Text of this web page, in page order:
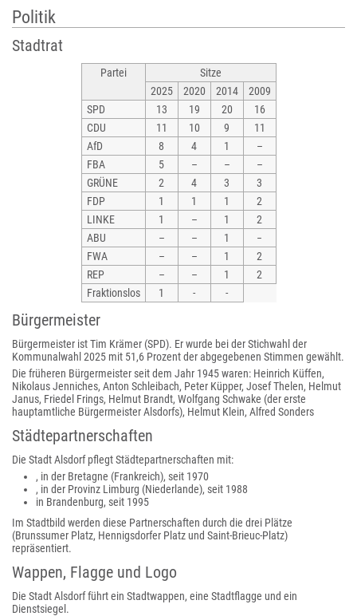
Politik
Stadtrat
Partei
Sitze
2025
2020 2014
2009
SPD
13 19 20
16
CDU
11 10 9
11
AfD
8 4 1
–
FBA
5 – –
–
GRÜNE
2 4 3
3
FDP
1 1 1
2
LINKE
1 – 1
2
ABU
– – 1
−
FWA
– – 1
2
REP
– – 1
2
Fraktionslos
1 - -
Bürgermeister
Bürgermeister ist Tim Krämer (SPD). Er wurde bei der Stichwahl der
Kommunalwahl 2025 mit 51,6 Prozent der abgegebenen Stimmen gewählt.
Die früheren Bürgermeister seit dem Jahr 1945 waren: Heinrich Küffen,
Nikolaus Jenniches, Anton Schleibach, Peter Küpper, Josef Thelen, Helmut
Janus, Friedel Frings, Helmut Brandt, Wolfgang Schwake (der erste
hauptamtliche Bürgermeister Alsdorfs), Helmut Klein, Alfred Sonders
Städtepartnerschaften
Die Stadt Alsdorf pflegt Städtepartnerschaften mit:
, in der Bretagne (Frankreich), seit 1970
, in der Provinz Limburg (Niederlande), seit 1988
in Brandenburg, seit 1995
Im Stadtbild werden diese Partnerschaften durch die drei Plätze
(Brunssumer Platz, Hennigsdorfer Platz und Saint-Brieuc-Platz)
repräsentiert.
Wappen, Flagge und Logo
Die Stadt Alsdorf führt ein Stadtwappen, eine Stadtflagge und ein
Dienstsiegel.